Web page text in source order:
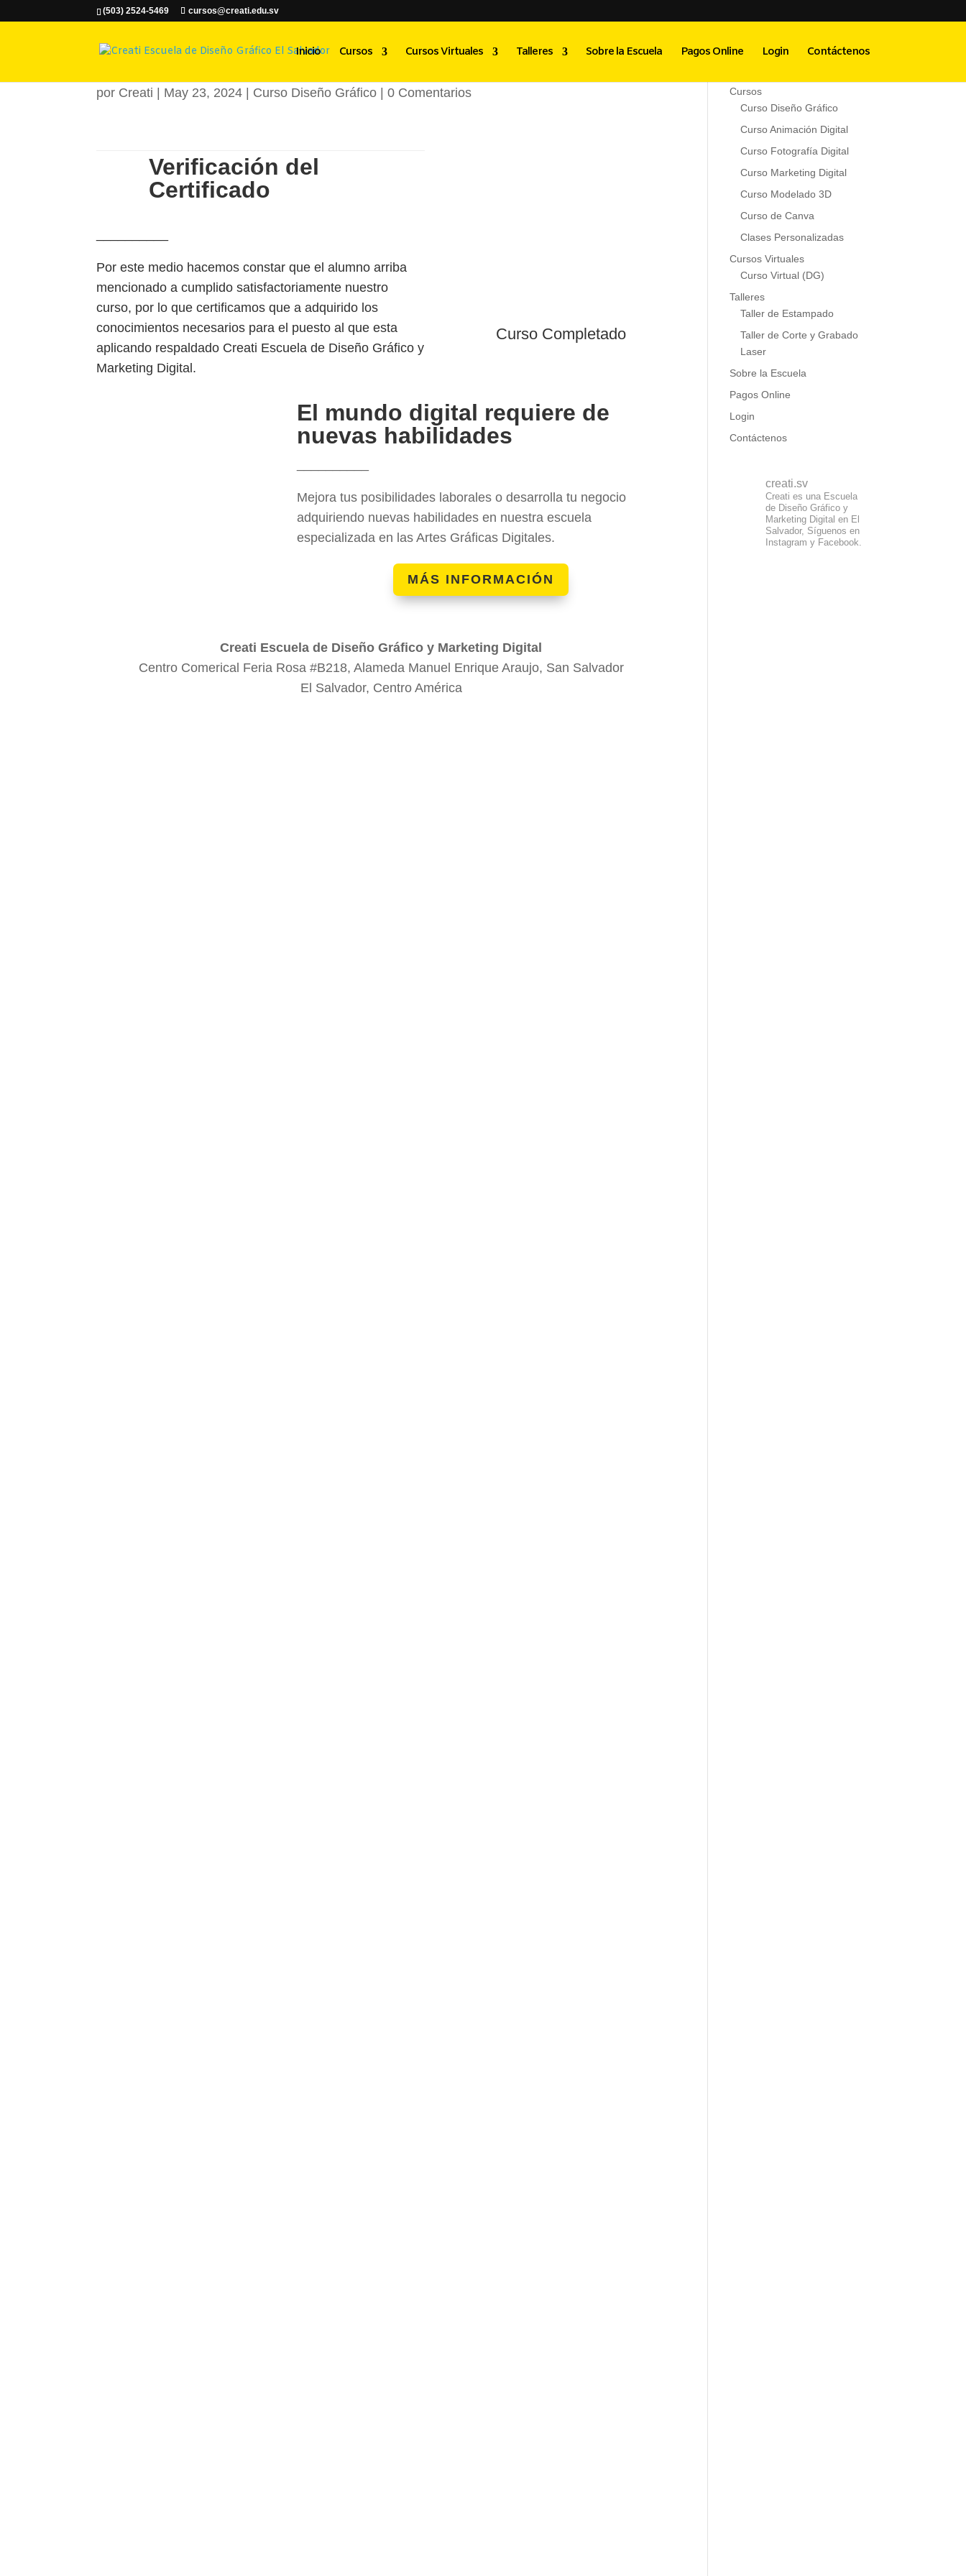
(503) 2524-5469 cursos@creati.edu.sv
Inicio Cursos Cursos Virtuales Talleres Sobre la Escuela Pagos Online Login Contáctenos
Samara Georgina Lazo Sura
por Creati May 23, 2024 Curso Diseño Gráfico |0 Comentarios
Verificación del
Certificado
Por este medio hacemos constar que el alumno arriba
mencionado a cumplido satisfactoriamente nuestro
curso, por lo que certificamos que a adquirido los
conocimientos necesarios para el puesto al que esta
aplicando respaldado Creati Escuela de Diseño Gráfico y
Marketing Digital.
Curso Completado
El mundo digital requiere de
nuevas habilidades
Mejora tus posibilidades laborales o desarrolla tu negocio
adquiriendo nuevas habilidades en nuestra escuela
especializada en las Artes Gráficas Digitales.
MÁS INFORMACIÓN
Creati Escuela de Diseño Gráfico y Marketing Digital
Centro Comerical Feria Rosa #B218, Alameda Manuel Enrique Araujo, San Salvador
El Salvador, Centro América
Menú Principal
Cursos
Curso Diseño Gráfico
Curso Animación Digital
Curso Fotografía Digital
Curso Marketing Digital
Curso Modelado 3D
Curso de Canva
Clases Personalizadas
Cursos Virtuales
Curso Virtual (DG)
Talleres
Taller de Estampado
Taller de Corte y Grabado
Laser
Sobre la Escuela
Pagos Online
Login
Contáctenos
creati.sv
Creati es una Escuela
de Diseño Gráfico y
Marketing Digital en El
Salvador, Síguenos en
Instagram y Facebook.